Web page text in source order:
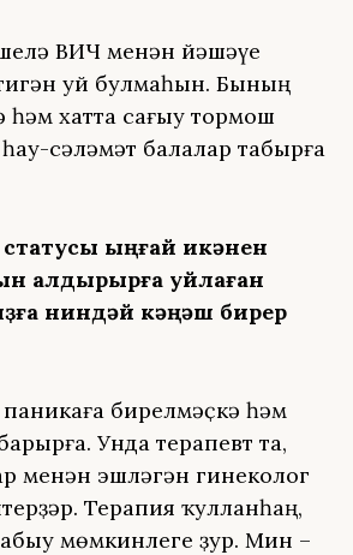
ВИЧ менән йәшәүе
уй булмаһын. Бының
хатта сағыу тормош
сәләмәт балалар табырға
ыңғай икәнен
алдырырға уйлаған
ниндәй кәңәш бирер
бирелмәҫкә һәм
Унда терапевт та,
менән эшләгән гинеколог
Терапия ҡулланһаң,
мөмкинлеге ҙур. Мин –